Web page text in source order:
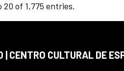
20 of 1,775 entries.
| CENTRO CULTURAL DE